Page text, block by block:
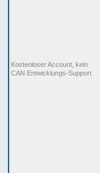
Kostenloser Account, kein
CAN Entwicklungs-Support